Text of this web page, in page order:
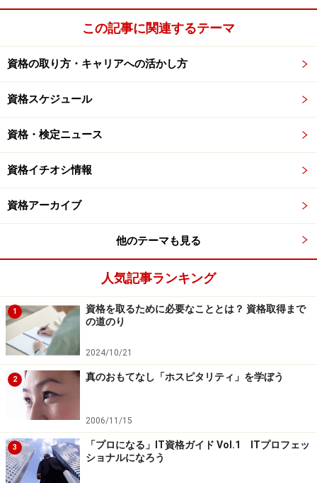
この記事に関連するテーマ
資格の取り方・キャリアへの活かし方
資格スケジュール
資格・検定ニュース
資格イチオシ情報
資格アーカイブ
他のテーマも見る
人気記事ランキング
1
資格を取るために必要なこととは？ 資格取得まで
の道のり
2024/10/21
2 真のおもてなし「ホスピタリティ」を学ぼう
2006/11/15
3
「プロになる」IT資格ガイド Vol.1 ITプロフェッ
ショナルになろう